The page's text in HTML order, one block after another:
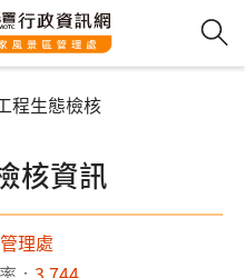
程生態檢核
核資訊
理處